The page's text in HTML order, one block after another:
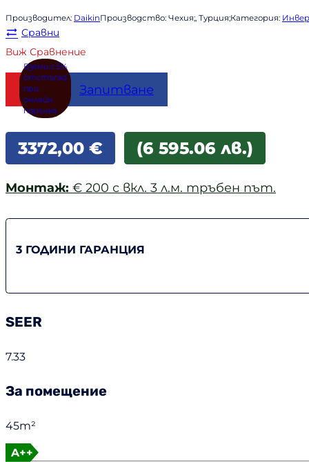
Производител: DaikinПроизводство: Чехия;, Турция;Категория:
Сравни
Виж Сравнение
Купи Запитване
3372,00 € (6 595.06 лв.)
Монтаж: € 200 с вкл. 3 л.м. тръбен път.
3 ГОДИНИ ГАРАНЦИЯ
SEER
7.33
За помещение
45m²
A++